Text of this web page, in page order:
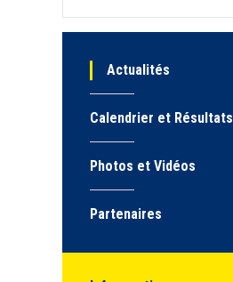
Actualités
Calendrier et Résultats
Photos et Vidéos
Partenaires